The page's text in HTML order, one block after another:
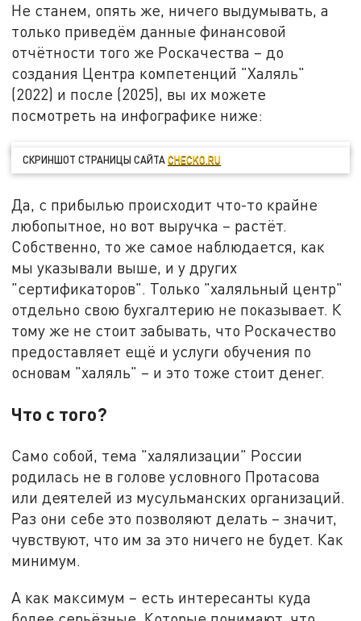
Не станем, опять же, ничего выдумывать, а
только приведём данные финансовой
отчётности того же Роскачества – до
создания Центра компетенций "Халяль"
(2022) и после (2025), вы их можете
посмотреть на инфографике ниже:
СКРИНШОТ СТРАНИЦЫ САЙТАCHECKO.RU
Да, с прибылью происходит что-то крайне
любопытное, но вот выручка – растёт.
Собственно, то же самое наблюдается, как
мы указывали выше, и у других
"сертификаторов". Только "халяльный центр"
отдельно свою бухгалтерию не показывает. К
тому же не стоит забывать, что Роскачество
предоставляет ещё и услуги обучения по
основам "халяль" – и это тоже стоит денег.
Что с того?
Само собой, тема "халялизации" России
родилась не в голове условного Протасова
или деятелей из мусульманских организаций.
Раз они себе это позволяют делать – значит,
чувствуют, что им за это ничего не будет. Как
минимум.
А как максимум – есть интересанты куда